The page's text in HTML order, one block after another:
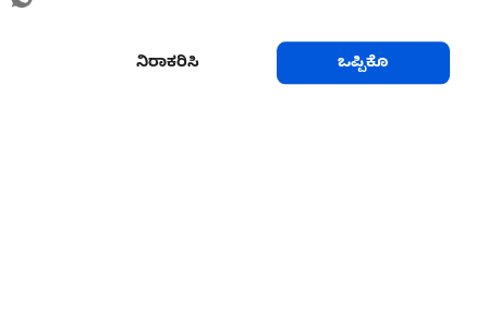
ನಿರಾಕರಿಸಿ ಒಪ್ಪಿಕೊ